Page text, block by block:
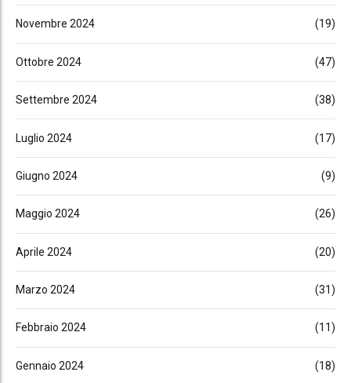
Novembre 2024 (19)
Ottobre 2024 (47)
Settembre 2024 (38)
Luglio 2024 (17)
Giugno 2024 (9)
Maggio 2024 (26)
Aprile 2024 (20)
Marzo 2024 (31)
Febbraio 2024 (11)
Gennaio 2024 (18)